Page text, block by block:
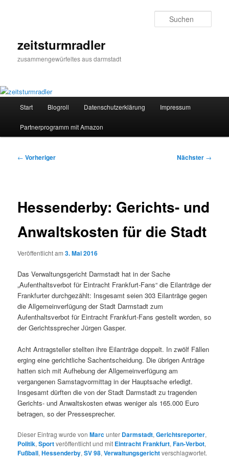
zeitsturmradler
zusammengewürfeltes aus darmstadt
Start Blogroll Datenschutzerklärung Impressum
Partnerprogramm mit Amazon
Beitragsnavigation
← Vorheriger Nächster →
Hessenderby: Gerichts- und
Anwaltskosten für die Stadt
Veröffentlicht am3. Mai 2016
Das Verwaltungsgericht Darmstadt hat in der Sache
„Aufenthaltsverbot für Eintracht Frankfurt-Fans“ die Eilanträge der
Frankfurter durchgezählt: Insgesamt seien 303 Eilanträge gegen
die Allgemeinverfügung der Stadt Darmstadt zum
Aufenthaltsverbot für Eintracht Frankfurt-Fans gestellt worden, so
der Gerichtssprecher Jürgen Gasper.
Acht Antragsteller stellten ihre Eilanträge doppelt. In zwölf Fällen
erging eine gerichtliche Sachentscheidung. Die übrigen Anträge
hatten sich mit Aufhebung der Allgemeinverfügung am
vergangenen Samstagvormittag in der Hauptsache erledigt.
Insgesamt dürften die von der Stadt Darmstadt zu tragenden
Gerichts- und Anwaltskosten etwas weniger als 165.000 Euro
betragen, so der Pressesprecher.
Dieser Eintrag wurde vonMarcunter Darmstadt,Gerichtsreporter,
Politik,Sportveröffentlicht und mit Eintracht Frankfurt,Fan-Verbot,
Fußball,Hessenderby,SV 98,Verwaltungsgerichtverschlagwortet.